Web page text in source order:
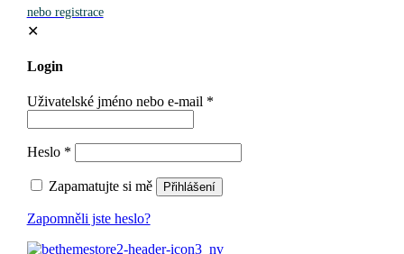
nebo registrace
✕
Login
Uživatelské jméno nebo e-mail *
Heslo *
Zapamatujte si mě Přihlášení
Zapomněli jste heslo?